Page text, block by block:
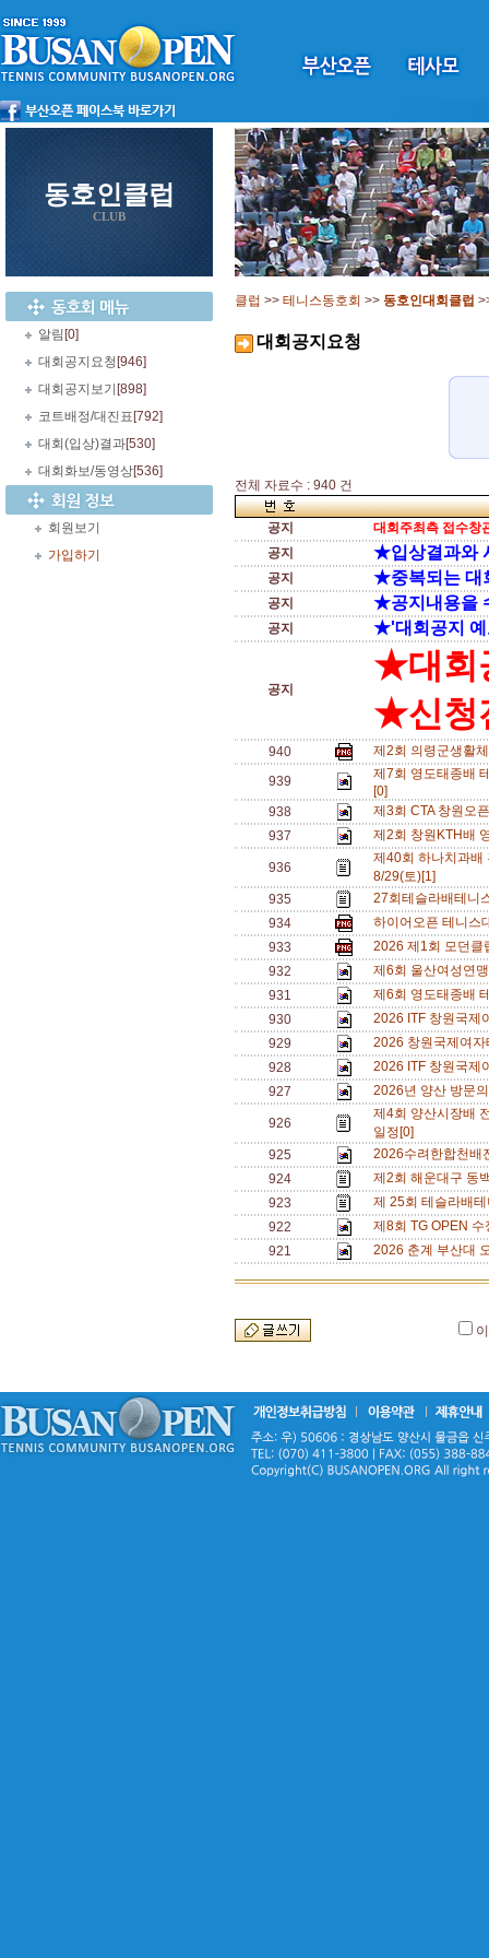
동호인클럽
CLUB
알림 [0]
대회공지요청 [946]
대회공지보기 [898]
코트배정/대진표 [792]
대회(입상)결과[530]
대회화보/동영상[536]
회원보기
가입하기
클럽 >> 테니스동호회 >> 동호인대회클럽
대회공지요청
전체 자료수 : 940 건
공지
대회주최측 접수창
공지
★입상결과와
공지 ★중복되는 대
공지 ★공지내용을
공지 ★'대회공지 예
공지
★대회
★신청
940
제2회 의령군생활
939
제7회 영도태종배
[0]
938
제3회 CTA 창원오
937
제2회 창원KTH배
936
제40회 하나치과배
8/29(토)[1]
935
27회테슬라배테니
934
하이어오픈 테니스
933
2026 제1회 모던
932
제6회 울산여성연
931
제6회 영도태종배
930
2026 ITF 창원국제
929
2026 창원국제여
928
2026 ITF 창원국제
927
2026년 양산 방문
926
제4회 양산시장배
일정[0]
925
2026수려한합천배
924
제2회 해운대구 동
923
제 25회 테슬라배
922
제8회 TG OPEN
921
2026 춘계 부산대